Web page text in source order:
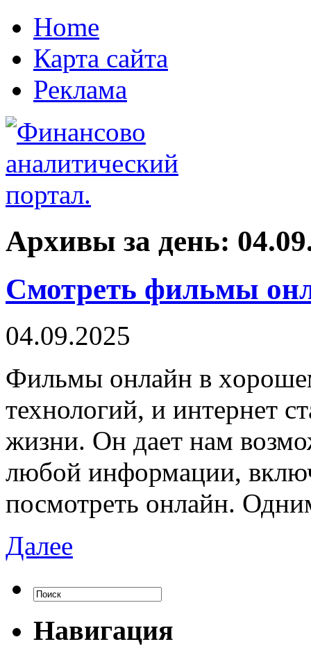
Home
Карта сайта
Реклама
Архивы за день:
Смотреть фильмы
04.09.2025
Фильмы oнлaйн в
технологий, и интернет
жизни. Он дает нам
любой информации,
посмотреть онлайн.
Далее
Навигация